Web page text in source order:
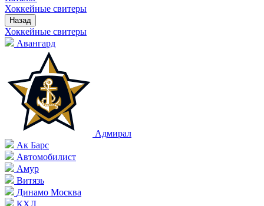
Хоккейные свитеры
Назад
Хоккейные свитеры
Авангард
Адмирал
Ак Барс
Автомобилист
Амур
Витязь
Динамо Москва
КХЛ